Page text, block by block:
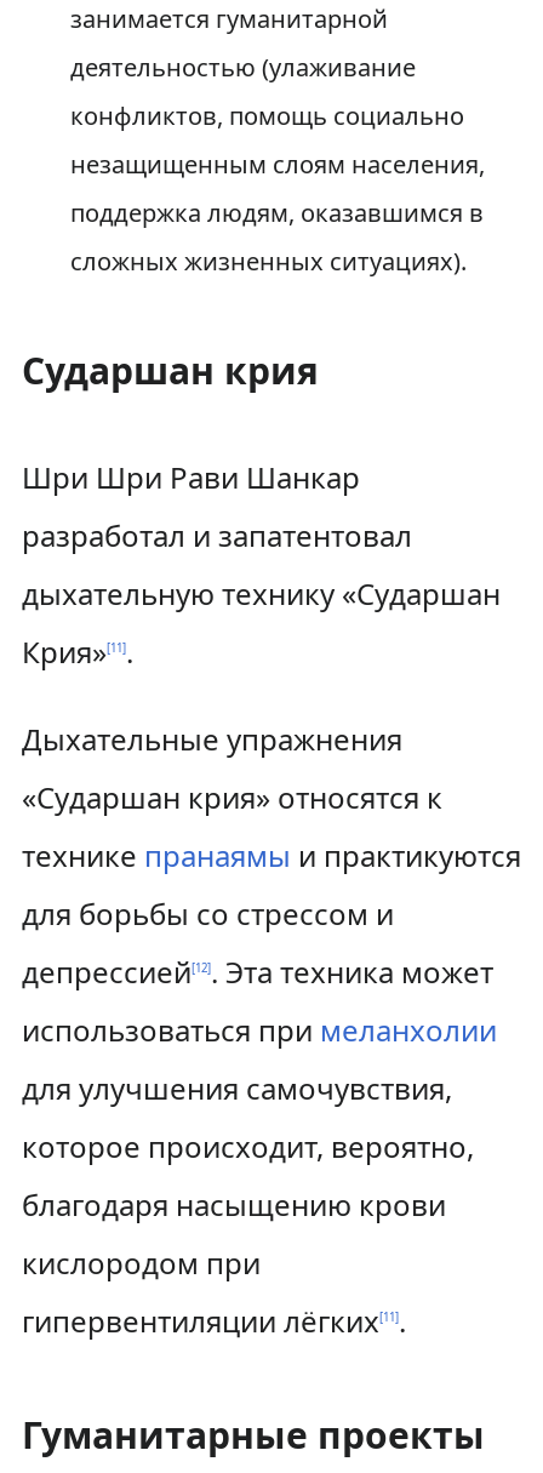
занимается гуманитарной
деятельностью (улаживание
конфликтов, помощь социально
незащищенным слоям населения,
поддержка людям, оказавшимся в
сложных жизненных ситуациях).
Сударшан крия
Шри Шри Рави Шанкар
разработал и запатентовал
дыхательную технику «Сударшан
Крия»[11].
Дыхательные упражнения
«Сударшан крия» относятся к
технике пранаямы и практикуются
для борьбы со стрессом и
депрессией[12]. Эта техника может
использоваться при меланхолии
для улучшения самочувствия,
которое происходит, вероятно,
благодаря насыщению крови
кислородом при
гипервентиляции лёгких[11].
Гуманитарные проекты